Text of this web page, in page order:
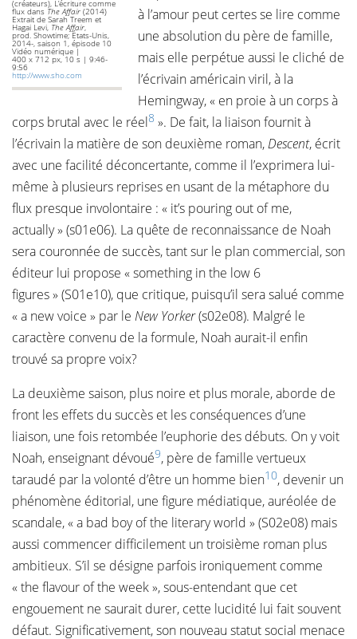
(créateurs), L’écriture comme
flux dans The Affair (2014)
Extrait de Sarah Treem et
Hagai Levi, The Affair,
prod. Showtime; États-Unis,
2014-, saison 1, épisode 10
Vidéo numérique |
400 x 712 px, 10 s | 9:46-
9:56
http://www.sho.com
à l’amour peut certes se lire comme
une absolution du père de famille,
mais elle perpétue aussi le cliché de
l’écrivain américain viril, à la
Hemingway, « en proie à un corps à
corps brutal avec le réel8 ». De fait, la liaison fournit à
l’écrivain la matière de son deuxième roman,Descent, écrit
avec une facilité déconcertante, comme il l’exprimera lui-
même à plusieurs reprises en usant de la métaphore du
flux presque involontaire : « it’s pouring out of me,
actually » (s01e06). La quête de reconnaissance de Noah
sera couronnée de succès, tant sur le plan commercial, son
éditeur lui propose « something in the low 6
figures » (S01e10), que critique, puisqu’il sera salué comme
« a new voice » par le New Yorker(s02e08). Malgré le
caractère convenu de la formule, Noah aurait-il enfin
trouvé sa propre voix?
La deuxième saison, plus noire et plus morale, aborde de
front les effets du succès et les conséquences d’une
liaison, une fois retombée l’euphorie des débuts. On y voit
Noah, enseignant dévoué9, père de famille vertueux
taraudé par la volonté d’être un homme bien10, devenir un
phénomène éditorial, une figure médiatique, auréolée de
scandale, « a bad boy of the literary world » (S02e08) mais
aussi commencer difficilement un troisième roman plus
ambitieux. S’il se désigne parfois ironiquement comme
« the flavour of the week », sous-entendant que cet
engouement ne saurait durer, cette lucidité lui fait souvent
défaut. Significativement, son nouveau statut social menace